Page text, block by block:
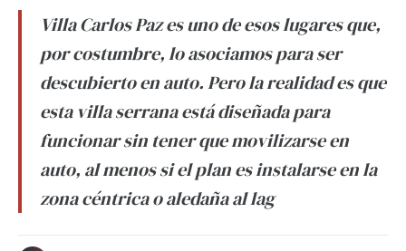
Villa Carlos Paz es uno de esos lugares que,
por costumbre, lo asociamos para ser
descubierto en auto. Pero la realidad es que
esta villa serrana está diseñada para
funcionar sin tener que movilizarse en
auto, al menos si el plan es instalarse en la
zona céntrica o aledaña al lag